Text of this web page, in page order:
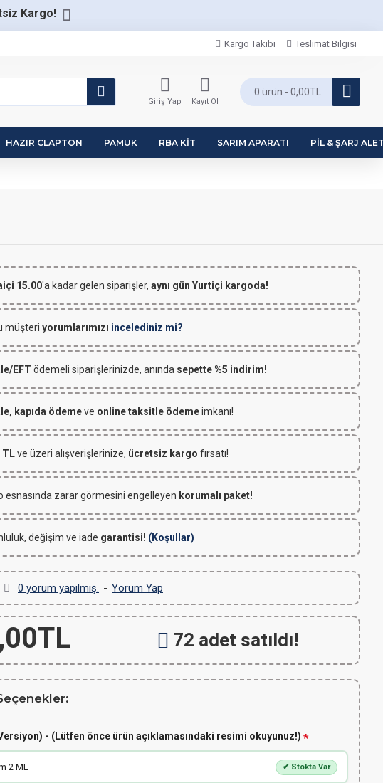
Kargo!
Kargo Takibi Teslimat Bilgisi
Giriş Yap Kayıt Ol
0 ürün - 0,00TL
HAZIR CLAPTON PAMUK RBA KIT SARIM APARATI PIL & ŞARJ
15.00'a kadar gelen siparişler, aynı gün Yurtiçi kargoda!
müşteri yorumlarımızı incelediniz mi?
EFT ödemeli siparişlerinizde, anında sepette %5 indirim!
kapıda ödemeve online taksitle ödemeimkanı!
TLve üzeri alışverişlerinize, ücretsiz kargo fırsatı!
esnasında zarar görmesini engelleyen korumalı paket!
değişim ve iade garantisi! (Koşullar)
0 yorum yapılmış. - Yorum Yap
72 adet satıldı!
- (Lütfen önce ürün açıklamasındaki resimi okuyunuz!)
2 ML ✔ Stokta Var